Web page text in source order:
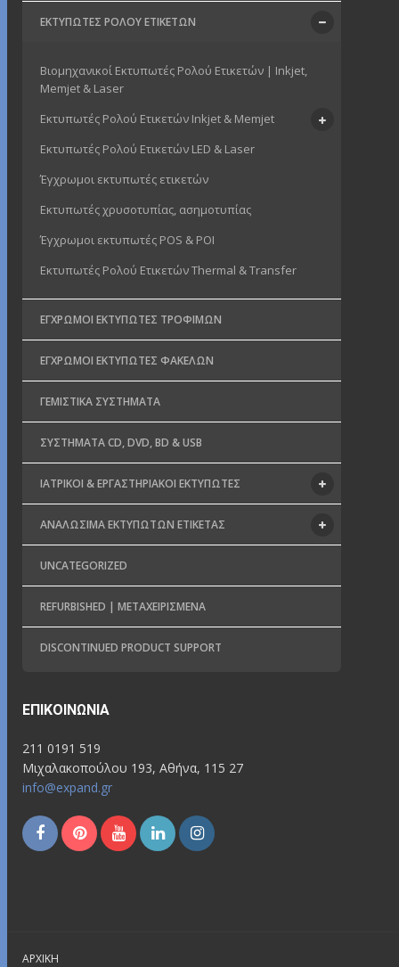
ΕΚΤΥΠΩΤΈΣ ΡΟΛΟΎ ΕΤΙΚΕΤΏΝ
Βιομηχανικοί Εκτυπωτές Ρολού Ετικετών | Inkjet,
Memjet & Laser
Εκτυπωτές Ρολού Ετικετών Inkjet & Memjet
Εκτυπωτές Ρολού Ετικετών LED & Laser
Έγχρωμοι εκτυπωτές ετικετών
Εκτυπωτές χρυσοτυπίας, ασημοτυπίας
Έγχρωμοι εκτυπωτές POS & POI
Εκτυπωτές Ρολού Ετικετών Thermal & Transfer
ΈΓΧΡΩΜΟΙ ΕΚΤΥΠΩΤΈΣ ΤΡΟΦΊΜΩΝ
ΈΓΧΡΩΜΟΙ ΕΚΤΥΠΩΤΈΣ ΦΑΚΈΛΩΝ
ΓΕΜΙΣΤΙΚΆ ΣΥΣΤΉΜΑΤΑ
ΣΥΣΤΉΜΑΤΑ CD, DVD, BD & USB
ΙΑΤΡΙΚΟΊ & ΕΡΓΑΣΤΗΡΙΑΚΟΊ ΕΚΤΥΠΩΤΈΣ
ΑΝΑΛΏΣΙΜΑ ΕΚΤΥΠΩΤΏΝ ΕΤΙΚΈΤΑΣ
UNCATEGORIZED
REFURBISHED | ΜΕΤΑΧΕΙΡΙΣΜΈΝΑ
DISCONTINUED PRODUCT SUPPORT
ΕΠΙΚΟΙΝΩΝΊΑ
211 0191 519
Μιχαλακοπούλου 193, Αθήνα, 115 27
info@expand.gr
ΑΡΧΙΚΉ